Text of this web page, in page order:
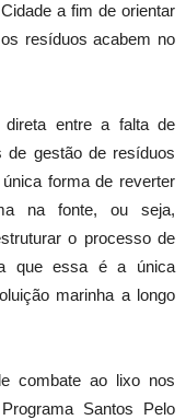
a fim de orientar
resíduos acabem no
entre a falta de
de gestão de resíduos
forma de reverter
na fonte, ou seja,
o processo de
que essa é a única
marinha a longo
combate ao lixo nos
Santos Pelo